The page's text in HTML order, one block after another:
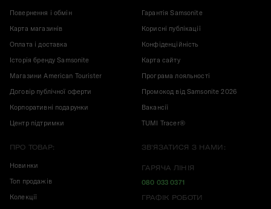
Повернення і обмін
Карта магазинів
Оплата і доставка
Історія бренду Samsonite
Магазини American Tourister
Договір публічної оферти
Корпоративні подарунки
Центр підтримки
Гарантія Samsonite
Корисні публікації
Конфіденційність
Карта сайту
Програма лояльності
Промокод від Samsonite 2026
Вакансії
TUMI Tracer®
ПРО ТОВАР:
Новинки
Топ продажів
Колекції
ЗВ'ЯЗАТИСЯ З НАМИ:
ГАРЯЧА ЛІНІЯ
080 033 0371
ГРАФІК РОБОТИ